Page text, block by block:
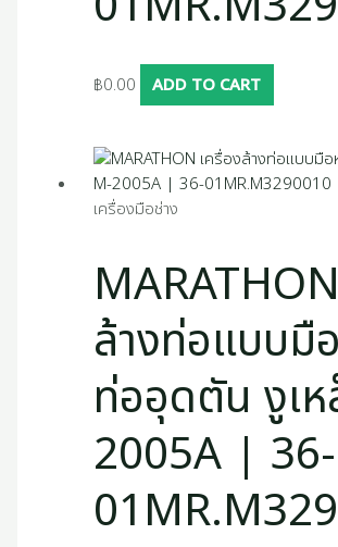
฿0.00 ADD TO CART
เครื่องมือช่าง
ล้างท่อแบบมื
ท่ออุดตัน งูเ
2005A | 36-